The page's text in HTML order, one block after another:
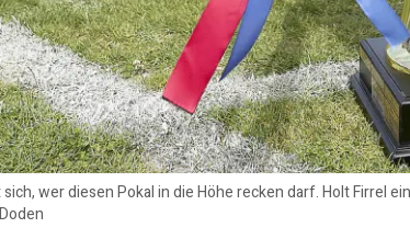
wer diesen Pokal in die Höhe recken darf. Holt Firrel